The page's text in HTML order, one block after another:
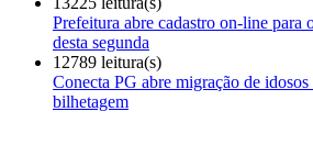
Prefeitura abre cadastro on-line para
desta segunda
12789 leitura(s)
Conecta PG abre migração de
bilhetagem